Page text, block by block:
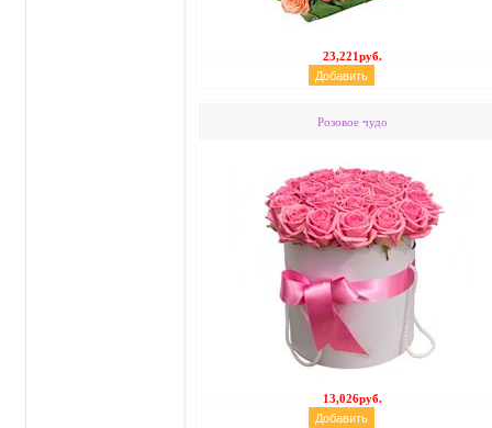
23,221руб.
Розовое чудо
13,026руб.